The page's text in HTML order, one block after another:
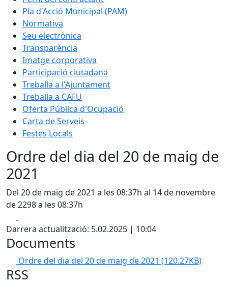
Pla d'Acció Municipal (PAM)
Normativa
Seu electrònica
Transparència
Imatge corporativa
Participació ciutadana
Treballa a l'Ajuntament
Treballa a CAFU
Oferta Pública d'Ocupació
Carta de Serveis
Festes Locals
Ordre del dia del 20 de maig de
2021
Del 20 de maig de 2021 a les 08:37h al 14 de novembre
de 2298 a les 08:37h
Darrera actualització: 5.02.2025 | 10:04
Documents
Ordre del dia del 20 de maig de 2021 (120.27KB)
RSS